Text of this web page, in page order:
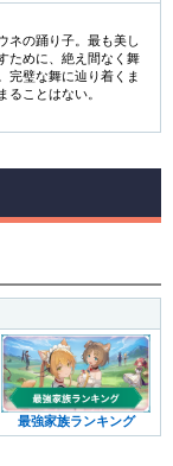
ネの踊り子。最も美し
ために、絶え間なく舞
完璧な舞に辿り着くま
ることはない。
最強家族ランキング